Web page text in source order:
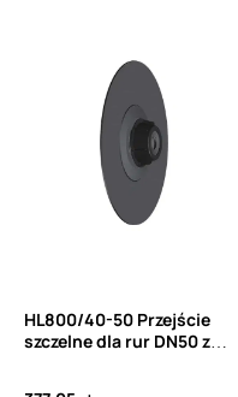
HL800/40-50 Przejście
szczelne dla rur DN50 z